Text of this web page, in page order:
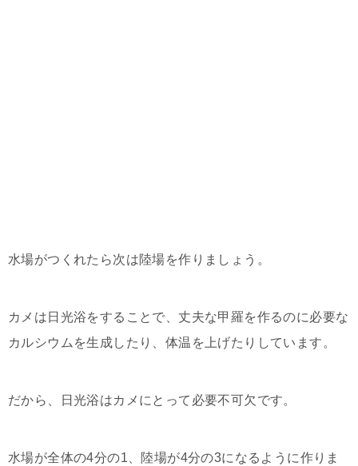
水場がつくれたら次は陸場を作りましょう。
カメは日光浴をすることで、丈夫な甲羅を作るのに必要な
カルシウムを生成したり、体温を上げたりしています。
だから、日光浴はカメにとって必要不可欠です。
水場が全体の4分の1、陸場が4分の3になるように作りま